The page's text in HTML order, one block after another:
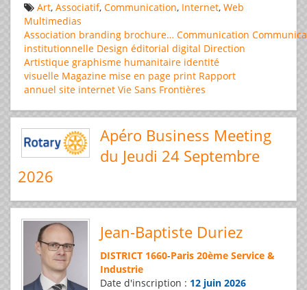
Art, Associatif, Communication, Internet, Web
Multimedias
Association branding brochure… Communication
institutionnelle Design éditorial digital Direction
Artistique graphisme humanitaire identité
visuelle Magazine mise en page print Rapport
annuel site internet Vie Sans Frontières
Apéro Business Meeting
du Jeudi 24 Septembre
2026
Jean-Baptiste Duriez
DISTRICT 1660-Paris 20ème Service &
Industrie
Date d'inscription : 12 juin 2026